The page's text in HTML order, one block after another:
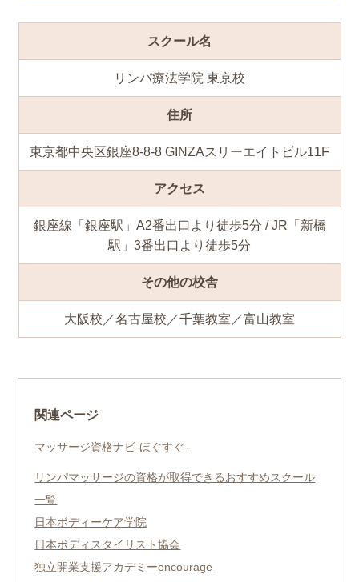
スクール名
リンパ療法学院 東京校
住所
東京都中央区銀座8-8-8 GINZAスリーエイトビル11F
アクセス
銀座線「銀座駅」A2番出口より徒歩5分 / JR「新橋
駅」3番出口より徒歩5分
その他の校舎
大阪校／名古屋校／千葉教室／富山教室
関連ページ
マッサージ資格ナビ-ほぐすぐ-
リンパマッサージの資格が取得できるおすすめスクール
一覧
日本ボディーケア学院
日本ボディスタイリスト協会
独立開業支援アカデミーencourage